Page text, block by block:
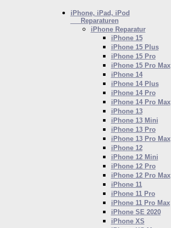
iPhone, iPad, iPod
Reparaturen
iPhoneReparatur
iPhone 15
iPhone 15 Plus
iPhone 15 Pro
iPhone 15 Pro Max
iPhone 14
iPhone 14 Plus
iPhone 14 Pro
iPhone 14 Pro Max
iPhone 13
iPhone 13 Mini
iPhone 13 Pro
iPhone 13 Pro Max
iPhone 12
iPhone 12 Mini
iPhone 12 Pro
iPhone 12 Pro Max
iPhone 11
iPhone 11 Pro
iPhone 11 Pro Max
iPhone SE 2020
iPhone XS